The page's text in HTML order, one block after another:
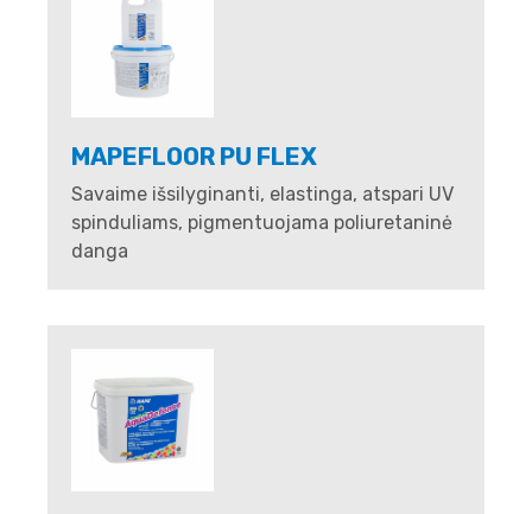
MAPEFLOOR PU FLEX
Savaime išsilyginanti, elastinga, atspari UV
spinduliams, pigmentuojama poliuretaninė
danga